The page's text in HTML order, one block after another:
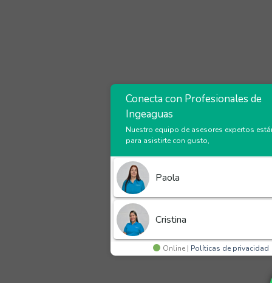
Conecta con Profesionales de
Ingeaguas
Nuestro equipo de asesores expertos
para asistirte con gusto,
Paola
Cristina
Online | Políticas de privacidad